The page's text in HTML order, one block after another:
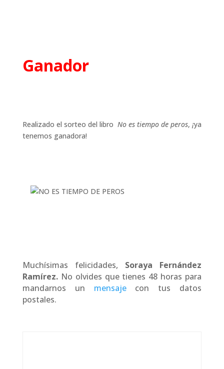
Ganador
Realizado el sorteo del libro No es tiempo de peros, ¡ya
tenemos ganadora!
Muchísimas felicidades, Soraya Fernández
Ramírez. No olvides que tienes 48 horas para
mandarnos un mensajecon tus datos
postales.